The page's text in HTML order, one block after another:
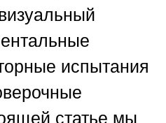
испытания
статье мы